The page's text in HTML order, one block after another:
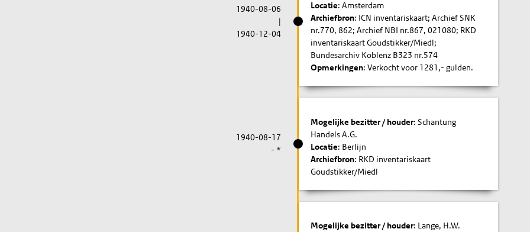
1940-08-06
|
1940-12-04
Locatie: Amsterdam
Archiefbron: ICN inventariskaart; Archief SNK
nr.770, 862; Archief NBI nr.867, 021080; RKD
inventariskaart Goudstikker/Miedl;
Bundesarchiv Koblenz B323 nr.574
Opmerkingen: Verkocht voor 1281,- gulden.
1940-08-17
- *
Mogelijke bezitter / houder: Schantung
Handels A.G.
Locatie: Berlijn
Archiefbron: RKD inventariskaart
Goudstikker/Miedl
Mogelijke bezitter / houder: Lange, H.W.